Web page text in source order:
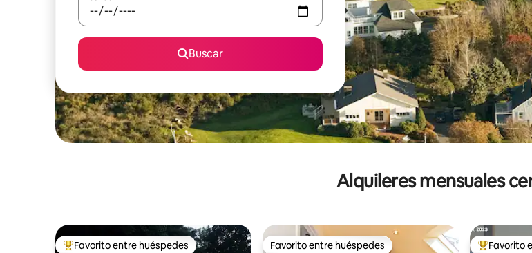
Buscar
Alquileres mensuales
Favorito entre huéspedes Favorito entre huéspedes Favorito